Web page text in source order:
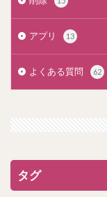
アプリ 13
よくある質問 62
タグ